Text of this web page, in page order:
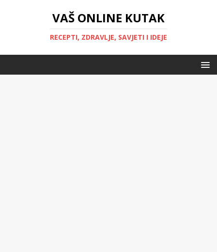
VAŠ ONLINE KUTAK
RECEPTI, ZDRAVLJE, SAVJETI I IDEJE